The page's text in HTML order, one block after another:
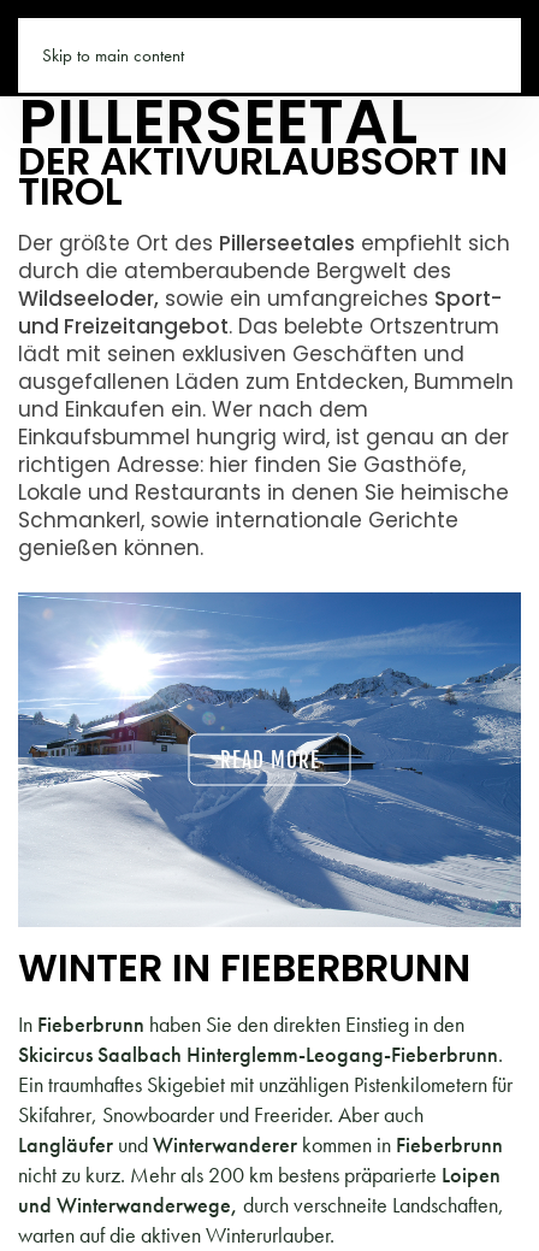
Skip to main content
PILLERSEETAL.CO
FIEBERBRUNN IM
PILLERSEETAL
DER AKTIVURLAUBSORT IN
TIROL
Der größte Ort des Pillerseetales empfiehlt sich
durch die atemberaubende Bergwelt des
Wildseeloder, sowie ein umfangreiches Sport-
und Freizeitangebot. Das belebte Ortszentrum
lädt mit seinen exklusiven Geschäften und
ausgefallenen Läden zum Entdecken, Bummeln
und Einkaufen ein. Wer nach dem
Einkaufsbummel hungrig wird, ist genau an der
richtigen Adresse: hier finden Sie Gasthöfe,
Lokale und Restaurants in denen Sie heimische
Schmankerl, sowie internationale Gerichte
genießen können.
READ MORE
WINTER IN FIEBERBRUNN
In Fieberbrunn haben Sie den direkten Einstieg in den
Skicircus Saalbach Hinterglemm-Leogang-Fieberbrunn.
Ein traumhaftes Skigebiet mit unzähligen Pistenkilometern für
Skifahrer, Snowboarder und Freerider. Aber auch
Langläufer undWinterwanderer kommen in Fieberbrunn
nicht zu kurz. Mehr als 200 km bestens präparierte Loipen
und Winterwanderwege, durch verschneite Landschaften,
warten auf die aktiven Winterurlauber.